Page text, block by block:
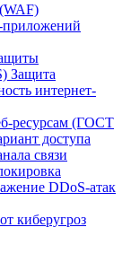
приложений
Защита
интернет-
ресурсам (ГОСТ
доступа
связи
DDoS‑атак
киберугроз